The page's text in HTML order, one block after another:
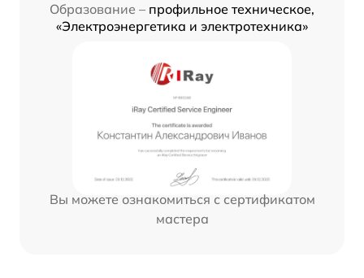
Образование – профильное техническое,
«Электроэнергетика и электротехника»
Вы можете ознакомиться с сертификатом
мастера